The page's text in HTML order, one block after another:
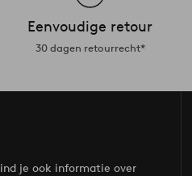
Eenvoudige retour
30 dagen retourrecht*
je ook informatie over